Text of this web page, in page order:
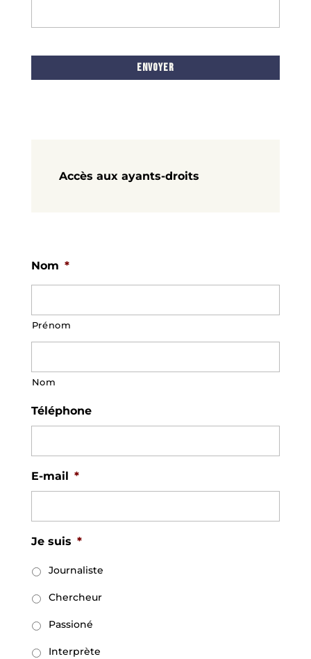
Accès aux ayants-droits
Nom *
Prénom
Nom
Téléphone
E-mail *
Je suis *
Journaliste
Chercheur
Passioné
Interprète